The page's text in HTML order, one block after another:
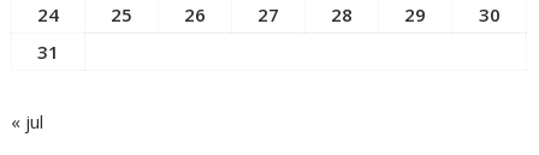
24
25 26 27 28 29
30
31
« jul